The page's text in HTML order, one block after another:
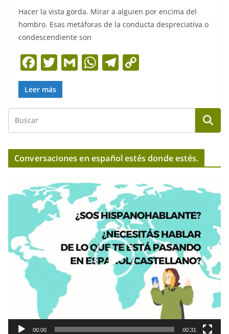
Hacer la vista gorda. Mirar a alguien por encima del
hombro. Esas metáforas de la conducta despreciativa o
condescendiente son
F
a
c
e
b
o
o
T
w
itt
er
G
l
W
s
A
p
p
T
gr
a
m
y
Li
n
k
Leer más
Conversaciones en español estés donde estés.
e
d
d
00:00 00:31